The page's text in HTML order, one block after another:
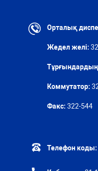
Орталық
Жедел желі:
Тұрғындардың
Коммутатор:
Факс: 322-544
Телефон коды: